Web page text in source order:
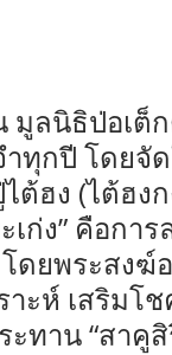
มูลนิธิป่อเต็
ทุกปี โดยจั
ต้ฮง (ไต้ฮง
ก่ง” คือกา
ดยพระสงฆ์
าะห์ เสริมโ
ทาน “สาคู